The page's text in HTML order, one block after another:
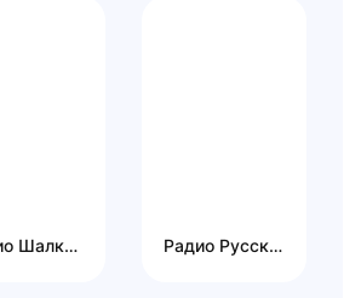
Радио Шалкар Радио Русские Песни